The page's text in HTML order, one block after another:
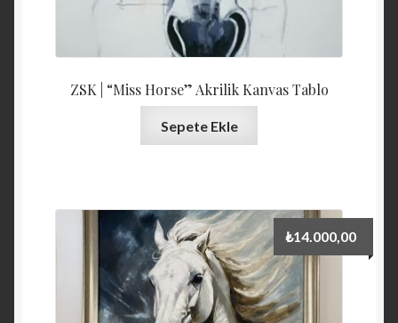
ZSK | “Miss Horse” Akrilik Kanvas Tablo
Sepete Ekle
₺14.000,00